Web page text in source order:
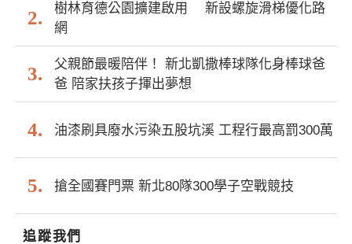
樹林育德公園擴建啟用 新設螺旋滑梯優化路
網
父親節最暖陪伴！ 新北凱撒棒球隊化身棒球爸
爸 陪家扶孩子揮出夢想
油漆刷具廢水污染五股坑溪 工程行最高罰300萬
搶全國賽門票 新北80隊300學子空戰競技
追蹤我們